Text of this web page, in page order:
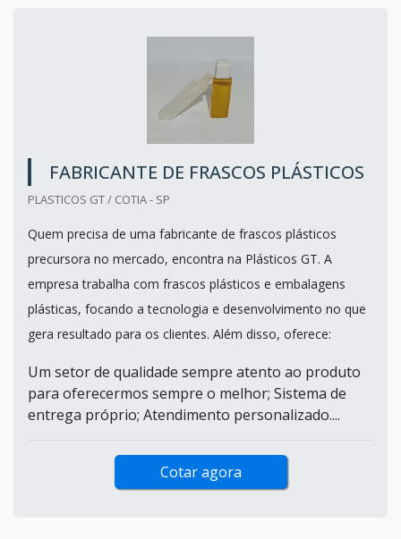
FABRICANTE DE FRASCOS PLÁSTICOS
PLASTICOS GT / COTIA - SP
Quem precisa de uma fabricante de frascos plásticos
precursora no mercado, encontra na Plásticos GT. A
empresa trabalha com frascos plásticos e embalagens
plásticas, focando a tecnologia e desenvolvimento no que
gera resultado para os clientes. Além disso, oferece:
Um setor de qualidade sempre atento ao produto
para oferecermos sempre o melhor; Sistema de
entrega próprio; Atendimento personalizado....
Cotar agora